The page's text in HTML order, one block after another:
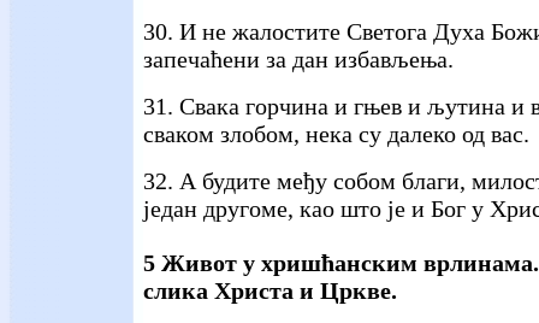
30. И не жалостите Светога Духа
запечаћени за дан избављења.
31. Свака горчина и гњев и љутина и
сваком злобом, нека су далеко од вас.
32. А будите међу собом благи,
један другоме, као што је и Бог у
5 Живот у хришћанским врлинама.
слика Христа и Цркве.